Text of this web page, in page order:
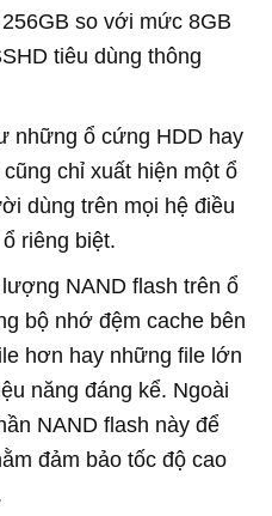
so với mức 8GB
tiêu dùng thông
những ổ cứng HDD hay
chỉ xuất hiện một ổ
dùng trên mọi hệ điều
riêng biệt.
NAND flash trên ổ
bộ nhớ đệm cache bên
hơn hay những file lớn
năng đáng kể. Ngoài
NAND flash này để
đảm bảo tốc độ cao